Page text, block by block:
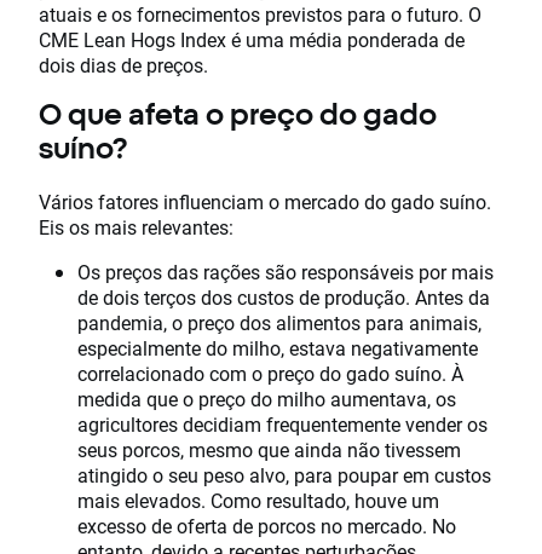
atuais e os fornecimentos previstos para o futuro. O
CME Lean Hogs Index é uma média ponderada de
dois dias de preços.
O que afeta o preço do gado
suíno?
Vários fatores influenciam o mercado do gado suíno.
Eis os mais relevantes:
Os preços das rações são responsáveis por mais
de dois terços dos custos de produção. Antes da
pandemia, o preço dos alimentos para animais,
especialmente do milho, estava negativamente
correlacionado com o preço do gado suíno. À
medida que o preço do milho aumentava, os
agricultores decidiam frequentemente vender os
seus porcos, mesmo que ainda não tivessem
atingido o seu peso alvo, para poupar em custos
mais elevados. Como resultado, houve um
excesso de oferta de porcos no mercado. No